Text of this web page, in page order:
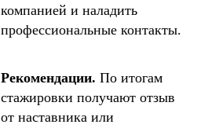
компанией и наладить
профессиональные контакты.
Рекомендации. По итогам
стажировки получают отзыв
от наставника или